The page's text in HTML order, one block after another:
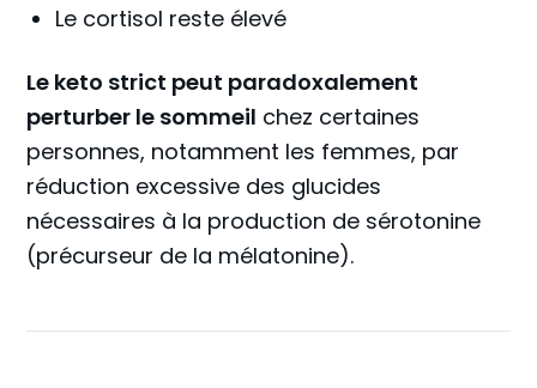
Le cortisol reste élevé
Le keto strict peut paradoxalement
perturber le sommeil chez certaines
personnes, notamment les femmes, par
réduction excessive des glucides
nécessaires à la production de sérotonine
(précurseur de la mélatonine).